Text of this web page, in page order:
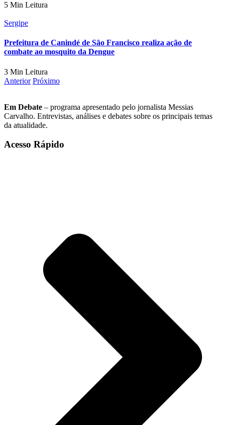
5 Min Leitura
Sergipe
Prefeitura de Canindé de São Francisco realiza ação de
combate ao mosquito da Dengue
3 Min Leitura
Anterior Próximo
Em Debate – programa apresentado pelo jornalista Messias
Carvalho. Entrevistas, análises e debates sobre os principais temas
da atualidade.
Acesso Rápido